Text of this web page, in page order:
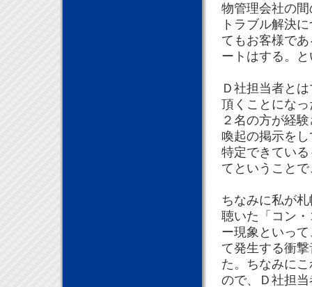
物管理会社の
トラブル解決
てもお客様で
ートはする。
Ｄ社担当者と
頂くことにな
２名の方が経
喚起の掲示を
特定できてい
てということ
ちなみに私が
聴いた「コン
ー現象といっ
て発生する衝
た。ちなみに
ので、Ｄ社担